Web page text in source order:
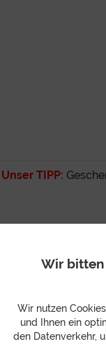
Unser TIPP:
Unser TIPP:Am
Wir bitten
Wir nutzen
und Ihnen ein
den Datenverkehr,